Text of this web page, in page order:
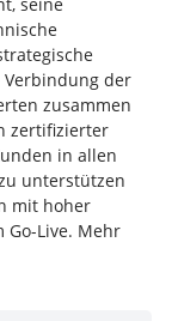
seine
der
zusammen
zertifizierter
in allen
unterstützen
mit hoher
Go-Live. Mehr